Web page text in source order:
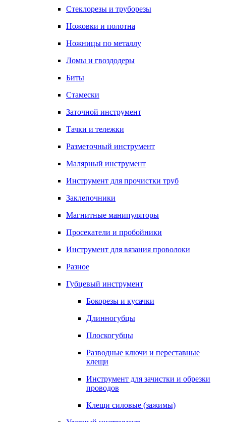
Стеклорезы и труборезы
Ножовки и полотна
Ножницы по металлу
Ломы и гвоздодеры
Биты
Стамески
Заточной инструмент
Тачки и тележки
Разметочный инструмент
Малярный инструмент
Инструмент для прочистки труб
Заклепочники
Магнитные манипуляторы
Просекатели и пробойники
Инструмент для вязания проволоки
Разное
Губцевый инструмент
Бокорезы и кусачки
Длинногубцы
Плоскогубцы
Разводные ключи и переставные
клещи
Инструмент для зачистки и обрезки
проводов
Клещи силовые (зажимы)